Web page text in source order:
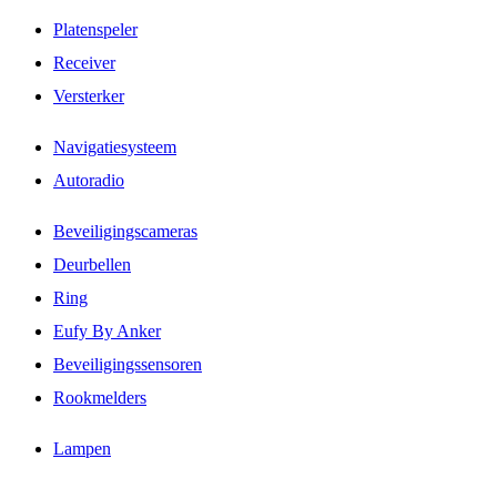
Platenspeler
Receiver
Versterker
Navigatiesysteem
Autoradio
Beveiligingscameras
Deurbellen
Ring
Eufy By Anker
Beveiligingssensoren
Rookmelders
Lampen